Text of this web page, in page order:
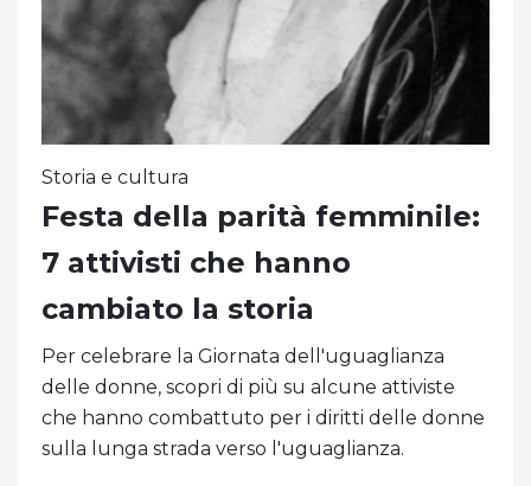
Storia e cultura
Festa della parità femminile:
7 attivisti che hanno
cambiato la storia
Per celebrare la Giornata dell'uguaglianza
delle donne, scopri di più su alcune attiviste
che hanno combattuto per i diritti delle donne
sulla lunga strada verso l'uguaglianza.